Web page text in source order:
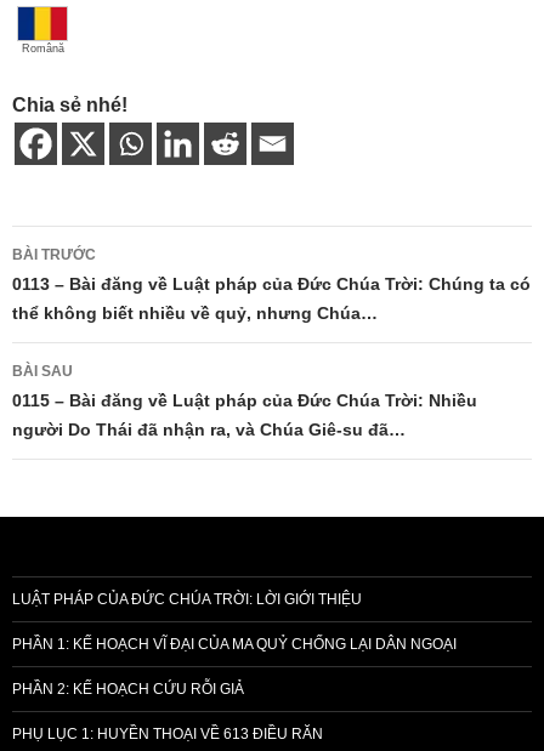
Română
Chia sẻ nhé!
Điều
hướng
bài
viết
BÀI TRƯỚC
0113 – Bài đăng về Luật pháp của Đức Chúa Trời: Chúng ta có
thể không biết nhiều về quỷ, nhưng Chúa…
BÀI SAU
0115 – Bài đăng về Luật pháp của Đức Chúa Trời: Nhiều
người Do Thái đã nhận ra, và Chúa Giê-su đã…
LUẬT PHÁP CỦA ĐỨC CHÚA TRỜI: LỜI GIỚI THIỆU
PHẦN 1: KẾ HOẠCH VĨ ĐẠI CỦA MA QUỶ CHỐNG LẠI DÂN NGOẠI
PHẦN 2: KẾ HOẠCH CỨU RỖI GIẢ
PHỤ LỤC 1: HUYỀN THOẠI VỀ 613 ĐIỀU RĂN